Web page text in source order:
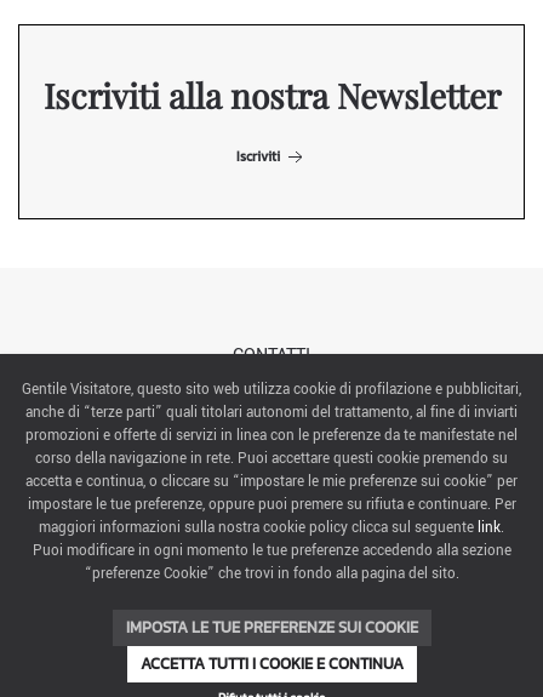
Iscriviti alla nostra Newsletter
Iscriviti
CONTATTI
ABOUT US
ITALIAN EXHIBITION GROUP SpA All rights reserved
Via Emilia 155, 47921 Rimini,
CF/PI 00139440408, Registro Imprese: Rimini P.I e n. Reg. Imprese 00139440408, Capitale Sociale
52.214.897 i.v.
Gentile Visitatore, questo sito web utilizza cookie di profilazione e pubblicitari,
anche di “terze parti” quali titolari autonomi del trattamento, al fine di inviarti
promozioni e offerte di servizi in linea con le preferenze da te manifestate nel
corso della navigazione in rete. Puoi accettare questi cookie premendo su
accetta e continua, o cliccare su “impostare le mie preferenze sui cookie” per
impostare le tue preferenze, oppure puoi premere su rifiuta e continuare. Per
maggiori informazioni sulla nostra cookie policy clicca sul seguente link.
Puoi modificare in ogni momento le tue preferenze accedendo alla sezione
“preferenze Cookie” che trovi in fondo alla pagina del sito.
IMPOSTA LE TUE PREFERENZE SUI COOKIE
ACCETTA TUTTI I COOKIE E CONTINUA